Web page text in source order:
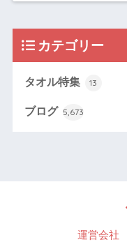
カテゴリー
タオル特集 13
ブログ 5,673
運営会社